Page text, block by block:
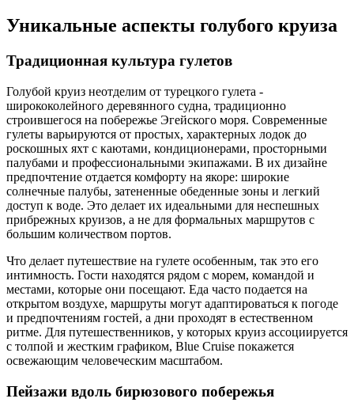
Уникальные аспекты голубого круиза
Традиционная культура гулетов
Голубой круиз неотделим от турецкого гулета -
ширококолейного деревянного судна, традиционно
строившегося на побережье Эгейского моря. Современные
гулеты варьируются от простых, характерных лодок до
роскошных яхт с каютами, кондиционерами, просторными
палубами и профессиональными экипажами. В их дизайне
предпочтение отдается комфорту на якоре: широкие
солнечные палубы, затененные обеденные зоны и легкий
доступ к воде. Это делает их идеальными для неспешных
прибрежных круизов, а не для формальных маршрутов с
большим количеством портов.
Что делает путешествие на гулете особенным, так это его
интимность. Гости находятся рядом с морем, командой и
местами, которые они посещают. Еда часто подается на
открытом воздухе, маршруты могут адаптироваться к погоде
и предпочтениям гостей, а дни проходят в естественном
ритме. Для путешественников, у которых круиз ассоциируется
с толпой и жестким графиком, Blue Cruise покажется
освежающим человеческим масштабом.
Пейзажи вдоль бирюзового побережья